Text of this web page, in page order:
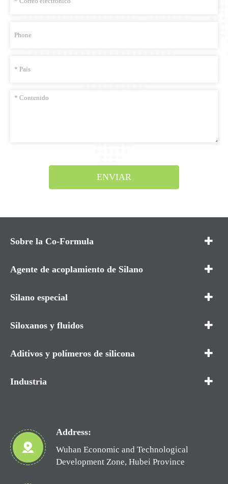
ENVIAR
Sobre la Co-Formula
Agente de acoplamiento de Silano
Silano especial
Siloxanos y fluidos
Aditivos y polímeros de silicona
Industria
Address:
Wuhan Economic and Technological
Development Zone, Hubei Province